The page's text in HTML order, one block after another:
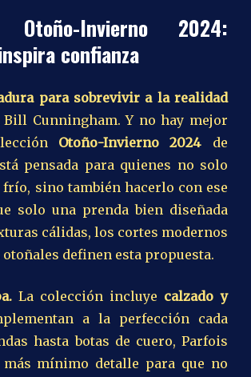
Invierno 2024:
confianza
para sobrevivir a la realidad
Bill Cunningham. Y no hay mejor
Otoño-Invierno 2024 de
pensada para quienes no solo
sino también hacerlo con ese
solo una prenda bien diseñada
cálidas, los cortes modernos
definen esta propuesta.
La colección incluye calzado y
a la perfección cada
hasta botas de cuero, Parfois
mínimo detalle para que no